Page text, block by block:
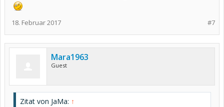
#7
18. Februar 2017
Mara1963
Guest
Zitat von JaMa: ↑